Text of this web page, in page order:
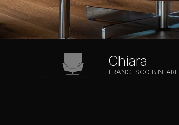
Chiara
FRANCESCO BINFARÉ